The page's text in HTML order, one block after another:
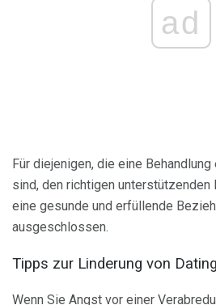
ad
Für diejenigen, die eine
sind, den richtigen unterstützenden
eine gesunde und erfüllende
ausgeschlossen.
Tipps zur Linderung von
Wenn Sie Angst vor einer